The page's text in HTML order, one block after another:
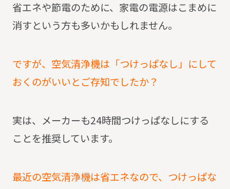
省エネや節電のために、家電の電源はこまめに
消すという方も多いかもしれません。
ですが、空気清浄機は「つけっぱなし」にして
おくのがいいとご存知でしたか？
実は、メーカーも24時間つけっぱなしにする
ことを推奨しています。
最近の空気清浄機は省エネなので、つけっぱな